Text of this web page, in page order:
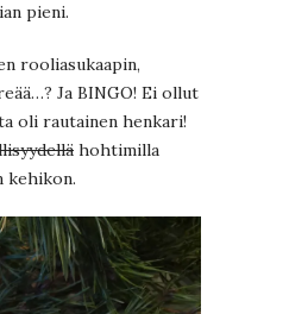
pieni.
rooliasukaapin,
Ja BINGO! Ei ollut
oli rautainen henkari!
hohtimilla
kehikon.